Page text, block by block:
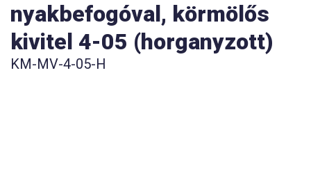
nyakbefogóval, körmölős
kivitel 4-05 (horganyzott)
KM-MV-4-05-H